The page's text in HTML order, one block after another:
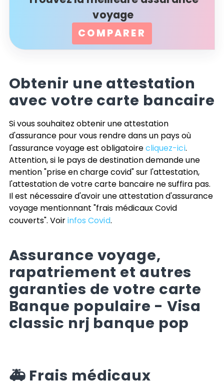
voyage
COMPARER
Obtenir une attestation
avec votre carte bancaire
Si vous souhaitez obtenir une attestation
d'assurance pour vous rendre dans un pays où
l'assurance voyage est obligatoirecliquez-ici.
Attention, si le pays de destination demande une
mention "prise en charge covid" sur l'attestation,
l'attestation de votre carte bancaire ne suffira pas.
Il est nécessaire d'avoir une attestation d'assurance
voyage mentionnant "frais médicaux Covid
couverts". Voirinfos Covid.
Assurance voyage,
rapatriement et autres
garanties de votre carte
Banque populaire - Visa
classic nrj banque pop
🚑 Frais médicaux